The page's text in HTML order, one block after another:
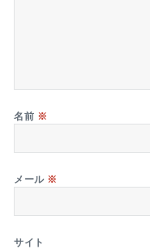
名前 ※
メール ※
サイト